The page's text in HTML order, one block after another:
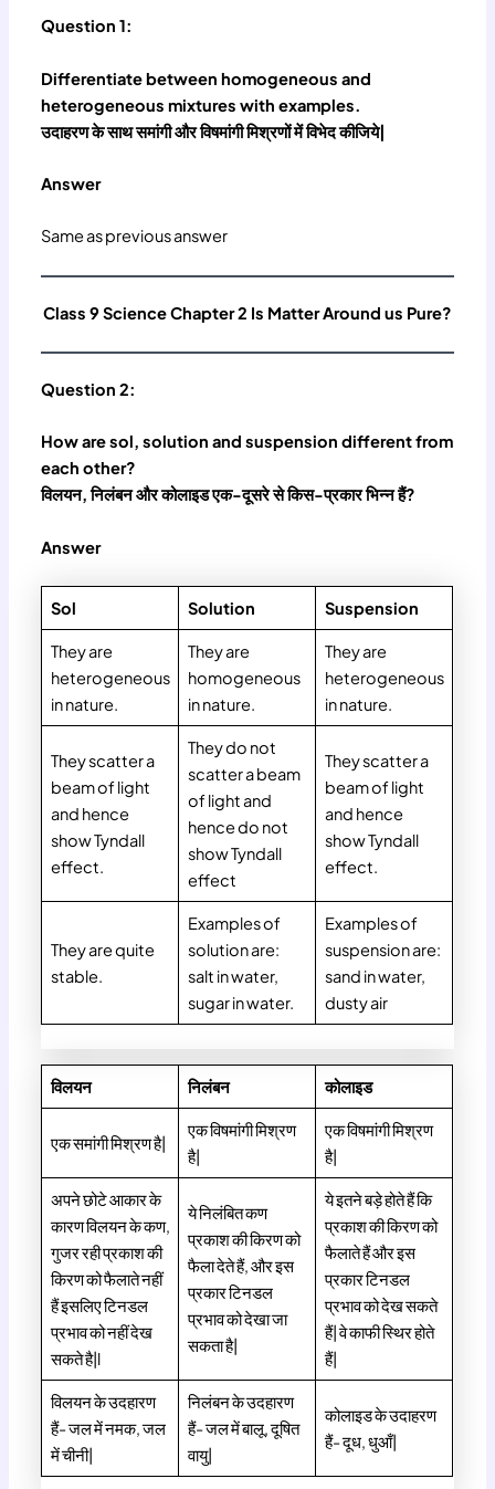
Question 1:
Differentiate between homogeneous and
heterogeneous mixtures with examples.
उदाहरण के साथ समांगी और विषमांगी मिश्रणों में विभेद कीजिये|
Answer
Same as previous answer
Class 9 Science Chapter 2 Is Matter Around us Pure?
Question 2:
How are sol, solution and suspension different from
each other?
विलयन, निलंबन और कोलाइड एक-दूसरे से किस-प्रकार भिन्न हैं?
Answer
Sol Solution Suspension
They are
heterogeneous
in nature.
They are
homogeneous
in nature.
They are
heterogeneous
in nature.
They scatter a
beam of light
and hence
show Tyndall
effect.
They do not
scatter a beam
of light and
hence do not
show Tyndall
effect
They scatter a
beam of light
and hence
show Tyndall
effect.
They are quite
stable.
Examples of
solution are:
salt in water,
sugar in water.
Examples of
suspension are:
sand in water,
dusty air
विलयन निलंबन कोलाइड
एक समांगी मिश्रण है|
एक विषमांगी मिश्रण
है|
एक विषमांगी मिश्रण
है|
अपने छोटे आकार के
कारण विलयन के कण,
गुजर रही प्रकाश की
किरण को फैलाते नहीं
हैं इसलिए टिनडल
प्रभाव को नहीं देख
सकते है|l
ये निलंबित कण
प्रकाश की किरण को
फैला देते हैं, और इस
प्रकार टिनडल
प्रभाव को देखा जा
सकता है|
ये इतने बड़े होते हैं कि
प्रकाश की किरण को
फैलाते हैं और इस
प्रकार टिनडल
प्रभाव को देख सकते
हैं| वे काफी स्थिर होते
हैं|
विलयन के उदहारण
हैं- जल में नमक, जल
में चीनी|
निलंबन के उदहारण
हैं- जल में बालू, दूषित
वायु|
कोलाइड के उदाहरण
हैं- दूध, धुआँ|